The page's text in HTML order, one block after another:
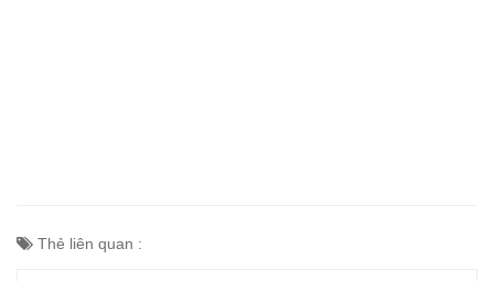
Thẻ liên quan :